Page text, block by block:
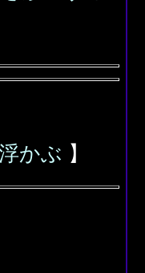
かぶ 】